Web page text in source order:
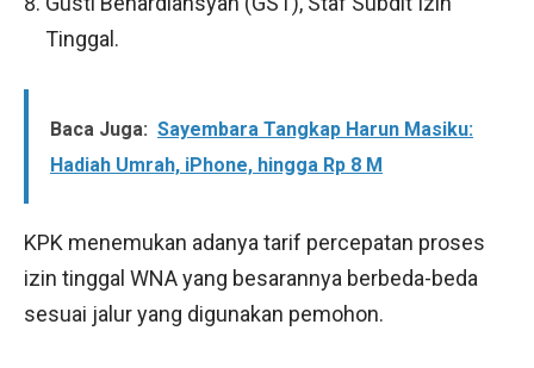
Tinggal.
Baca Juga: Sayembara Tangkap Harun Masiku:
Hadiah Umrah, iPhone, hingga Rp 8 M
KPK menemukan adanya tarif percepatan proses
izin tinggal WNA yang besarannya berbeda-beda
sesuai jalur yang digunakan pemohon.